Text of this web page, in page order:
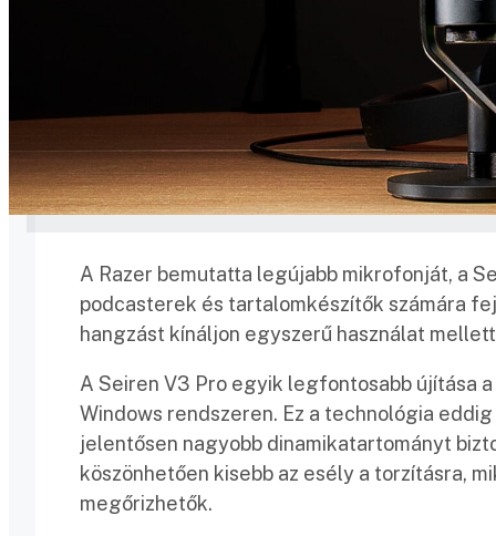
A Razer bemutatta legújabb mikrofonját, a
podcasterek és tartalomkészítők számára
hangzást kínáljon egyszerű használat
A Seiren V3 Pro egyik legfontosabb újítása
Windows rendszeren. Ez a technológia
jelentősen nagyobb dinamikatartományt
köszönhetően kisebb az esély a torzításra,
megőrizhetők.